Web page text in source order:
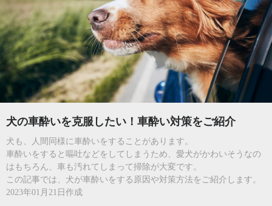
犬の車酔いを克服したい！車酔い対策をご紹介
犬も、人間同様に車酔いをすることがあります。
車酔いをすると嘔吐などをしてしまうため、愛犬がかわいそうなの
はもちろん、車も汚れてしまって掃除が大変です。
この記事では、犬が車酔いをする原因や対策方法をご紹介します。
2023年01月21日作成